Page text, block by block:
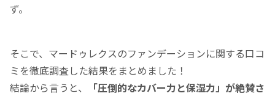
ず。
そこで、マードゥレクスのファンデーションに関する口コ
ミを徹底調査した結果をまとめました！
結論から言うと、
「圧倒的なカバー力と保湿力」が絶賛さ